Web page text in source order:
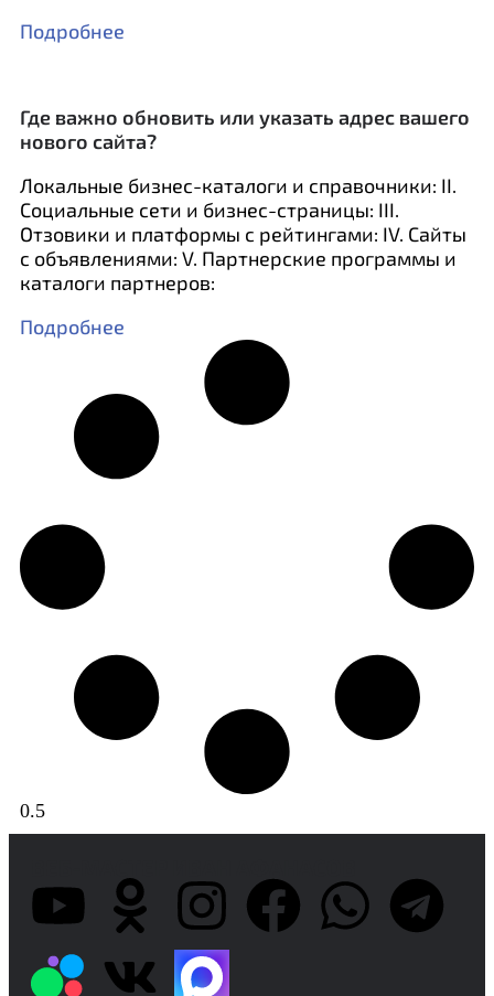
Подробнее
Где важно обновить или указать адрес вашего
нового сайта?
Локальные бизнес-каталоги и справочники: II.
Социальные сети и бизнес-страницы: III.
Отзовики и платформы с рейтингами: IV. Сайты
с объявлениями: V. Партнерские программы и
каталоги партнеров:
Подробнее